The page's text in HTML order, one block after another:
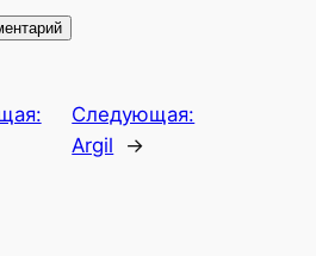
Следующая:
Argil
→